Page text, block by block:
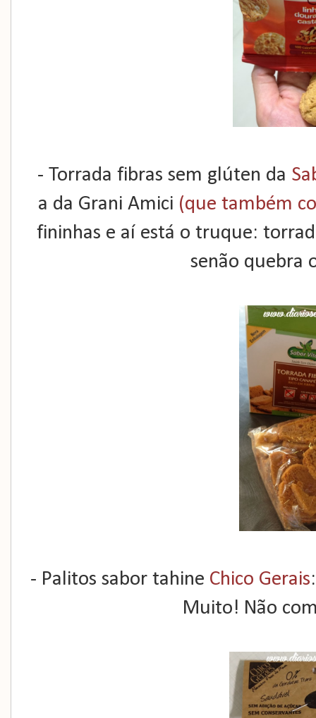
- Torrada fibras sem glúten da
a da Grani Amici (que também
fininhas e aí está o truque:
senão quebra
- Palitos sabor tahine Chico Gerais
Muito! Não